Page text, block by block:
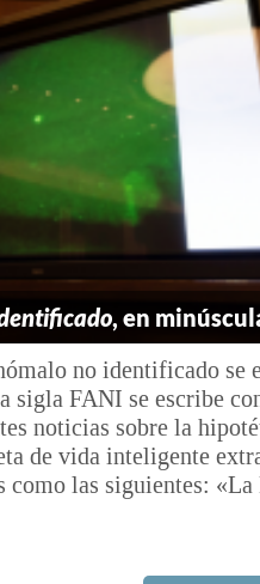
, en
no identificado se
sigla FANI se escribe
noticias sobre la
de vida inteligente
como las siguientes: